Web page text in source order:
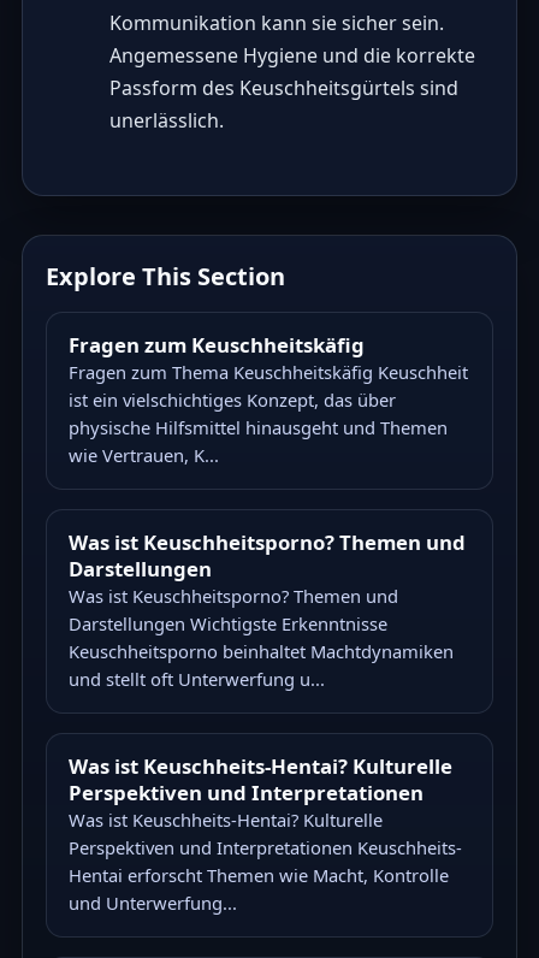
Kommunikation kann sie sicher sein.
Angemessene Hygiene und die korrekte
Passform des Keuschheitsgürtels sind
unerlässlich.
Explore This Section
Fragen zum Keuschheitskäfig
Fragen zum Thema Keuschheitskäfig Keuschheit
ist ein vielschichtiges Konzept, das über
physische Hilfsmittel hinausgeht und Themen
wie Vertrauen, K...
Was ist Keuschheitsporno? Themen und
Darstellungen
Was ist Keuschheitsporno? Themen und
Darstellungen Wichtigste Erkenntnisse
Keuschheitsporno beinhaltet Machtdynamiken
und stellt oft Unterwerfung u...
Was ist Keuschheits-Hentai? Kulturelle
Perspektiven und Interpretationen
Was ist Keuschheits-Hentai? Kulturelle
Perspektiven und Interpretationen Keuschheits-
Hentai erforscht Themen wie Macht, Kontrolle
und Unterwerfung...